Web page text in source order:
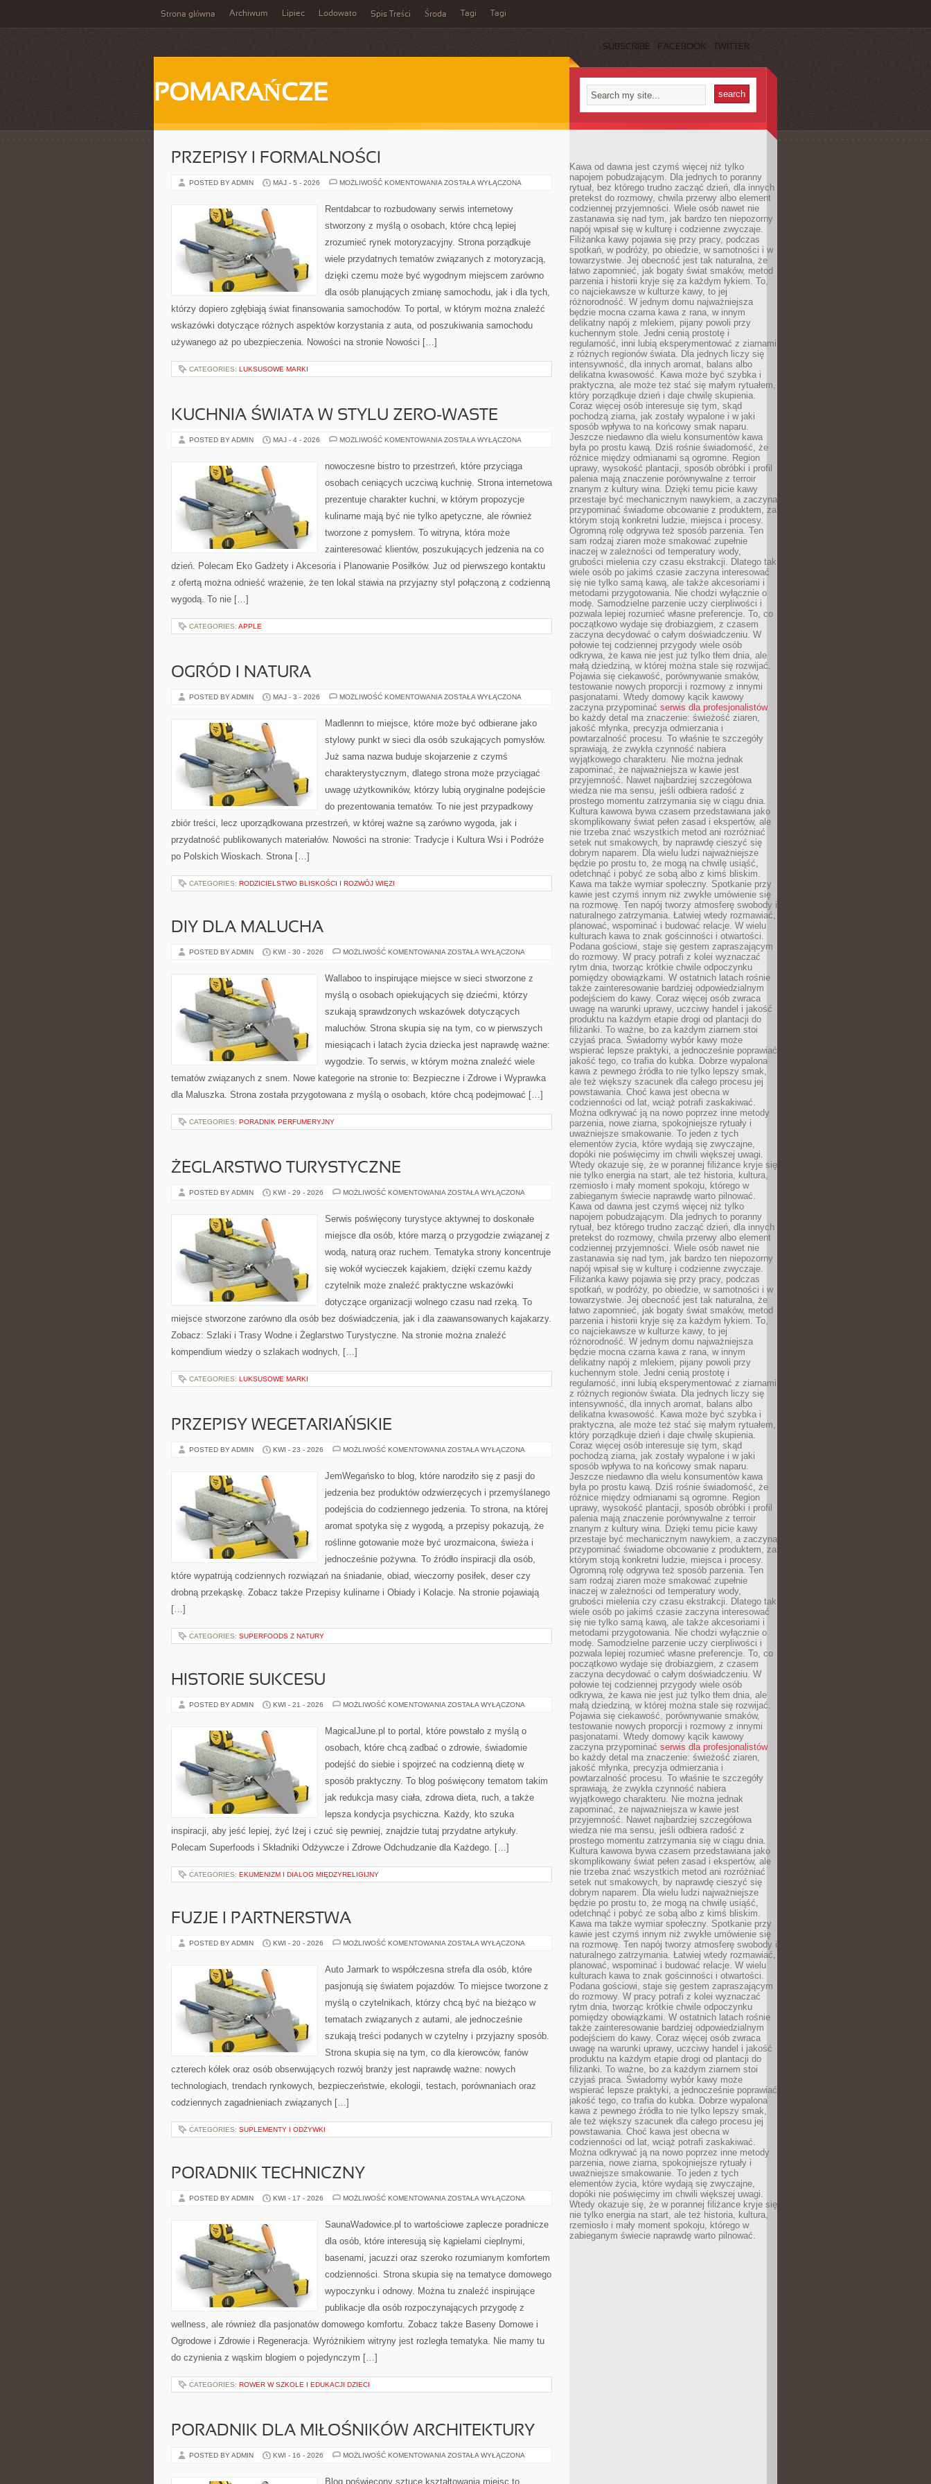
Strona główna Archiwum Lipiec Lodowato Spis Treści Środa Tagi Tagi
SUBSCRIBE FACEBOOK TWITTER
POMARAŃCZE
PRZEPISY I FORMALNOŚCI
POSTED BY ADMIN MAJ - 5 - 2026 MOŻLIWOŚĆ KOMENTOWANIA PRZEPISY
ZOSTAŁA WYŁĄCZONA
Rentdabcar to rozbudowany serwis internetowy
stworzony z myślą o osobach, które chcą lepiej
zrozumieć rynek motoryzacyjny. Strona porządkuje
wiele przydatnych tematów związanych z motoryzacją,
dzięki czemu może być wygodnym miejscem zarówno
dla osób planujących zmianę samochodu, jak i dla tych,
którzy dopiero zgłębiają świat finansowania samochodów. To portal, w którym można znaleźć
wskazówki dotyczące różnych aspektów korzystania z auta, od poszukiwania samochodu
używanego aż po ubezpieczenia. Nowości na stronie Nowości […]
CATEGORIES: LUKSUSOWE MARKI
KUCHNIA ŚWIATA W STYLU ZERO-WASTE
POSTED BY ADMIN MAJ - 4 - 2026 MOŻLIWOŚĆ KOMENTOWANIA KUCHNIA
STYLU
ZERO-
ZOSTAŁA WYŁĄCZONA
nowoczesne bistro to przestrzeń, które przyciąga
osobach ceniących uczciwą kuchnię. Strona internetowa
prezentuje charakter kuchni, w którym propozycje
kulinarne mają być nie tylko apetyczne, ale również
tworzone z pomysłem. To witryna, która może
zainteresować klientów, poszukujących jedzenia na co
dzień. Polecam Eko Gadżety i Akcesoria i Planowanie Posiłków. Już od pierwszego kontaktu
z ofertą można odnieść wrażenie, że ten lokal stawia na przyjazny styl połączoną z codzienną
wygodą. To nie […]
CATEGORIES: APPLE
OGRÓD I NATURA
POSTED BY ADMIN MAJ - 3 - 2026 MOŻLIWOŚĆ KOMENTOWANIA OGRÓD
ZOSTAŁA WYŁĄCZONA
Madlennn to miejsce, które może być odbierane jako
stylowy punkt w sieci dla osób szukających pomysłów.
Już sama nazwa buduje skojarzenie z czymś
charakterystycznym, dlatego strona może przyciągać
uwagę użytkowników, którzy lubią oryginalne podejście
do prezentowania tematów. To nie jest przypadkowy
zbiór treści, lecz uporządkowana przestrzeń, w której ważne są zarówno wygoda, jak i
przydatność publikowanych materiałów. Nowości na stronie: Tradycje i Kultura Wsi i Podróże
po Polskich Wioskach. Strona […]
CATEGORIES: RODZICIELSTWO BLISKOŚCI I ROZWÓJ WIĘZI
DIY DLA MALUCHA
POSTED BY ADMIN KWI - 30 - 2026 MOŻLIWOŚĆ KOMENTOWANIA DIY
ZOSTAŁA WYŁĄCZONA
Wallaboo to inspirujące miejsce w sieci stworzone z
myślą o osobach opiekujących się dziećmi, którzy
szukają sprawdzonych wskazówek dotyczących
maluchów. Strona skupia się na tym, co w pierwszych
miesiącach i latach życia dziecka jest naprawdę ważne:
wygodzie. To serwis, w którym można znaleźć wiele
tematów związanych z snem. Nowe kategorie na stronie to: Bezpieczne i Zdrowe i Wyprawka
dla Maluszka. Strona została przygotowana z myślą o osobach, które chcą podejmować […]
CATEGORIES: PORADNIK PERFUMERYJNY
ŻEGLARSTWO TURYSTYCZNE
POSTED BY ADMIN KWI - 29 - 2026 MOŻLIWOŚĆ KOMENTOWANIA ŻEGLARSTWO
ZOSTAŁA WYŁĄCZONA
Serwis poświęcony turystyce aktywnej to doskonałe
miejsce dla osób, które marzą o przygodzie związanej z
wodą, naturą oraz ruchem. Tematyka strony koncentruje
się wokół wycieczek kajakiem, dzięki czemu każdy
czytelnik może znaleźć praktyczne wskazówki
dotyczące organizacji wolnego czasu nad rzeką. To
miejsce stworzone zarówno dla osób bez doświadczenia, jak i dla zaawansowanych kajakarzy.
Zobacz: Szlaki i Trasy Wodne i Żeglarstwo Turystyczne. Na stronie można znaleźć
kompendium wiedzy o szlakach wodnych, […]
CATEGORIES: LUKSUSOWE MARKI
PRZEPISY WEGETARIAŃSKIE
POSTED BY ADMIN KWI - 23 - 2026 MOŻLIWOŚĆ KOMENTOWANIA PRZEPISY
ZOSTAŁA WYŁĄCZONA
JemWegańsko to blog, które narodziło się z pasji do
jedzenia bez produktów odzwierzęcych i przemyślanego
podejścia do codziennego jedzenia. To strona, na której
aromat spotyka się z wygodą, a przepisy pokazują, że
roślinne gotowanie może być urozmaicona, świeża i
jednocześnie pożywna. To źródło inspiracji dla osób,
które wypatrują codziennych rozwiązań na śniadanie, obiad, wieczorny posiłek, deser czy
drobną przekąskę. Zobacz także Przepisy kulinarne i Obiady i Kolacje. Na stronie pojawiają
[…]
CATEGORIES: SUPERFOODS Z NATURY
HISTORIE SUKCESU
POSTED BY ADMIN KWI - 21 - 2026 MOŻLIWOŚĆ KOMENTOWANIA HISTORIE
ZOSTAŁA WYŁĄCZONA
MagicalJune.pl to portal, które powstało z myślą o
osobach, które chcą zadbać o zdrowie, świadomie
podejść do siebie i spojrzeć na codzienną dietę w
sposób praktyczny. To blog poświęcony tematom takim
jak redukcja masy ciała, zdrowa dieta, ruch, a także
lepsza kondycja psychiczna. Każdy, kto szuka
inspiracji, aby jeść lepiej, żyć lżej i czuć się pewniej, znajdzie tutaj przydatne artykuły.
Polecam Superfoods i Składniki Odżywcze i Zdrowe Odchudzanie dla Każdego. […]
CATEGORIES: EKUMENIZM I DIALOG MIĘDZYRELIGIJNY
FUZJE I PARTNERSTWA
POSTED BY ADMIN KWI - 20 - 2026 MOŻLIWOŚĆ KOMENTOWANIA FUZJE
ZOSTAŁA WYŁĄCZONA
Auto Jarmark to współczesna strefa dla osób, które
pasjonują się światem pojazdów. To miejsce tworzone z
myślą o czytelnikach, którzy chcą być na bieżąco w
tematach związanych z autami, ale jednocześnie
szukają treści podanych w czytelny i przyjazny sposób.
Strona skupia się na tym, co dla kierowców, fanów
czterech kółek oraz osób obserwujących rozwój branży jest naprawdę ważne: nowych
technologiach, trendach rynkowych, bezpieczeństwie, ekologii, testach, porównaniach oraz
codziennych zagadnieniach związanych […]
CATEGORIES: SUPLEMENTY I ODŻYWKI
PORADNIK TECHNICZNY
POSTED BY ADMIN KWI - 17 - 2026 MOŻLIWOŚĆ KOMENTOWANIA PORADNIK
ZOSTAŁA WYŁĄCZONA
SaunaWadowice.pl to wartościowe zaplecze poradnicze
dla osób, które interesują się kąpielami cieplnymi,
basenami, jacuzzi oraz szeroko rozumianym komfortem
codzienności. Strona skupia się na tematyce domowego
wypoczynku i odnowy. Można tu znaleźć inspirujące
publikacje dla osób rozpoczynających przygodę z
wellness, ale również dla pasjonatów domowego komfortu. Zobacz także Baseny Domowe i
Ogrodowe i Zdrowie i Regeneracja. Wyróżnikiem witryny jest rozległa tematyka. Nie mamy tu
do czynienia z wąskim blogiem o pojedynczym […]
CATEGORIES: ROWER W SZKOLE I EDUKACJI DZIECI
PORADNIK DLA MIŁOŚNIKÓW ARCHITEKTURY
POSTED BY ADMIN KWI - 16 - 2026 MOŻLIWOŚĆ KOMENTOWANIA PORADNIK
ARCHITEKTURY
ZOSTAŁA WYŁĄCZONA
Blog poświęcony sztuce kształtowania miejsc to
Kawa od dawna jest czymś więcej niż tylko
napojem pobudzającym. Dla jednych to poranny
rytuał, bez którego trudno zacząć dzień, dla innych
pretekst do rozmowy, chwila przerwy albo element
codziennej przyjemności. Wiele osób nawet nie
zastanawia się nad tym, jak bardzo ten niepozorny
napój wpisał się w kulturę i codzienne zwyczaje.
Filiżanka kawy pojawia się przy pracy, podczas
spotkań, w podróży, po obiedzie, w samotności i w
towarzystwie. Jej obecność jest tak naturalna, że
łatwo zapomnieć, jak bogaty świat smaków, metod
parzenia i historii kryje się za każdym łykiem. To,
co najciekawsze w kulturze kawy, to jej
różnorodność. W jednym domu najważniejsza
będzie mocna czarna kawa z rana, w innym
delikatny napój z mlekiem, pijany powoli przy
kuchennym stole. Jedni cenią prostotę i
regularność, inni lubią eksperymentować z ziarnami
z różnych regionów świata. Dla jednych liczy się
intensywność, dla innych aromat, balans albo
delikatna kwasowość. Kawa może być szybka i
praktyczna, ale może też stać się małym rytuałem,
który porządkuje dzień i daje chwilę skupienia.
Coraz więcej osób interesuje się tym, skąd
pochodzą ziarna, jak zostały wypalone i w jaki
sposób wpływa to na końcowy smak naparu.
Jeszcze niedawno dla wielu konsumentów kawa
była po prostu kawą. Dziś rośnie świadomość, że
różnice między odmianami są ogromne. Region
uprawy, wysokość plantacji, sposób obróbki i profil
palenia mają znaczenie porównywalne z terroir
znanym z kultury wina. Dzięki temu picie kawy
przestaje być mechanicznym nawykiem, a zaczyna
przypominać świadome obcowanie z produktem, za
którym stoją konkretni ludzie, miejsca i procesy.
Ogromną rolę odgrywa też sposób parzenia. Ten
sam rodzaj ziaren może smakować zupełnie
inaczej w zależności od temperatury wody,
grubości mielenia czy czasu ekstrakcji. Dlatego tak
wiele osób po jakimś czasie zaczyna interesować
się nie tylko samą kawą, ale także akcesoriami i
metodami przygotowania. Nie chodzi wyłącznie o
modę. Samodzielne parzenie uczy cierpliwości i
pozwala lepiej rozumieć własne preferencje. To, co
początkowo wydaje się drobiazgiem, z czasem
zaczyna decydować o całym doświadczeniu. W
połowie tej codziennej przygody wiele osób
odkrywa, że kawa nie jest już tylko tłem dnia, ale
małą dziedziną, w której można stale się rozwijać.
Pojawia się ciekawość, porównywanie smaków,
testowanie nowych proporcji i rozmowy z innymi
pasjonatami. Wtedy domowy kącik kawowy
zaczyna przypominać serwis dla profesjonalistów
bo każdy detal ma znaczenie: świeżość ziaren,
jakość młynka, precyzja odmierzania i
powtarzalność procesu. To właśnie te szczegóły
sprawiają, że zwykła czynność nabiera
wyjątkowego charakteru. Nie można jednak
zapominać, że najważniejsza w kawie jest
przyjemność. Nawet najbardziej szczegółowa
wiedza nie ma sensu, jeśli odbiera radość z
prostego momentu zatrzymania się w ciągu dnia.
Kultura kawowa bywa czasem przedstawiana jako
skomplikowany świat pełen zasad i ekspertów, ale
nie trzeba znać wszystkich metod ani rozróżniać
setek nut smakowych, by naprawdę cieszyć się
dobrym naparem. Dla wielu ludzi najważniejsze
będzie po prostu to, że mogą na chwilę usiąść,
odetchnąć i pobyć ze sobą albo z kimś bliskim.
Kawa ma także wymiar społeczny. Spotkanie przy
kawie jest czymś innym niż zwykłe umówienie się
na rozmowę. Ten napój tworzy atmosferę swobody i
naturalnego zatrzymania. Łatwiej wtedy rozmawiać,
planować, wspominać i budować relacje. W wielu
kulturach kawa to znak gościnności i otwartości.
Podana gościowi, staje się gestem zapraszającym
do rozmowy. W pracy potrafi z kolei wyznaczać
rytm dnia, tworząc krótkie chwile odpoczynku
pomiędzy obowiązkami. W ostatnich latach rośnie
także zainteresowanie bardziej odpowiedzialnym
podejściem do kawy. Coraz więcej osób zwraca
uwagę na warunki uprawy, uczciwy handel i jakość
produktu na każdym etapie drogi od plantacji do
filiżanki. To ważne, bo za każdym ziarnem stoi
czyjaś praca. Świadomy wybór kawy może
wspierać lepsze praktyki, a jednocześnie poprawiać
jakość tego, co trafia do kubka. Dobrze wypalona
kawa z pewnego źródła to nie tylko lepszy smak,
ale też większy szacunek dla całego procesu jej
powstawania. Choć kawa jest obecna w
codzienności od lat, wciąż potrafi zaskakiwać.
Można odkrywać ją na nowo poprzez inne metody
parzenia, nowe ziarna, spokojniejsze rytuały i
uważniejsze smakowanie. To jeden z tych
elementów życia, które wydają się zwyczajne,
dopóki nie poświęcimy im chwili większej uwagi.
Wtedy okazuje się, że w porannej filiżance kryje się
nie tylko energia na start, ale też historia, kultura,
rzemiosło i mały moment spokoju, którego w
zabieganym świecie naprawdę warto pilnować.
Kawa od dawna jest czymś więcej niż tylko
napojem pobudzającym. Dla jednych to poranny
rytuał, bez którego trudno zacząć dzień, dla innych
pretekst do rozmowy, chwila przerwy albo element
codziennej przyjemności. Wiele osób nawet nie
zastanawia się nad tym, jak bardzo ten niepozorny
napój wpisał się w kulturę i codzienne zwyczaje.
Filiżanka kawy pojawia się przy pracy, podczas
spotkań, w podróży, po obiedzie, w samotności i w
towarzystwie. Jej obecność jest tak naturalna, że
łatwo zapomnieć, jak bogaty świat smaków, metod
parzenia i historii kryje się za każdym łykiem. To,
co najciekawsze w kulturze kawy, to jej
różnorodność. W jednym domu najważniejsza
będzie mocna czarna kawa z rana, w innym
delikatny napój z mlekiem, pijany powoli przy
kuchennym stole. Jedni cenią prostotę i
regularność, inni lubią eksperymentować z ziarnami
z różnych regionów świata. Dla jednych liczy się
intensywność, dla innych aromat, balans albo
delikatna kwasowość. Kawa może być szybka i
praktyczna, ale może też stać się małym rytuałem,
który porządkuje dzień i daje chwilę skupienia.
Coraz więcej osób interesuje się tym, skąd
pochodzą ziarna, jak zostały wypalone i w jaki
sposób wpływa to na końcowy smak naparu.
Jeszcze niedawno dla wielu konsumentów kawa
była po prostu kawą. Dziś rośnie świadomość, że
różnice między odmianami są ogromne. Region
uprawy, wysokość plantacji, sposób obróbki i profil
palenia mają znaczenie porównywalne z terroir
znanym z kultury wina. Dzięki temu picie kawy
przestaje być mechanicznym nawykiem, a zaczyna
przypominać świadome obcowanie z produktem, za
którym stoją konkretni ludzie, miejsca i procesy.
Ogromną rolę odgrywa też sposób parzenia. Ten
sam rodzaj ziaren może smakować zupełnie
inaczej w zależności od temperatury wody,
grubości mielenia czy czasu ekstrakcji. Dlatego tak
wiele osób po jakimś czasie zaczyna interesować
się nie tylko samą kawą, ale także akcesoriami i
metodami przygotowania. Nie chodzi wyłącznie o
modę. Samodzielne parzenie uczy cierpliwości i
pozwala lepiej rozumieć własne preferencje. To, co
początkowo wydaje się drobiazgiem, z czasem
zaczyna decydować o całym doświadczeniu. W
połowie tej codziennej przygody wiele osób
odkrywa, że kawa nie jest już tylko tłem dnia, ale
małą dziedziną, w której można stale się rozwijać.
Pojawia się ciekawość, porównywanie smaków,
testowanie nowych proporcji i rozmowy z innymi
pasjonatami. Wtedy domowy kącik kawowy
zaczyna przypominać serwis dla profesjonalistów
bo każdy detal ma znaczenie: świeżość ziaren,
jakość młynka, precyzja odmierzania i
powtarzalność procesu. To właśnie te szczegóły
sprawiają, że zwykła czynność nabiera
wyjątkowego charakteru. Nie można jednak
zapominać, że najważniejsza w kawie jest
przyjemność. Nawet najbardziej szczegółowa
wiedza nie ma sensu, jeśli odbiera radość z
prostego momentu zatrzymania się w ciągu dnia.
Kultura kawowa bywa czasem przedstawiana jako
skomplikowany świat pełen zasad i ekspertów, ale
nie trzeba znać wszystkich metod ani rozróżniać
setek nut smakowych, by naprawdę cieszyć się
dobrym naparem. Dla wielu ludzi najważniejsze
będzie po prostu to, że mogą na chwilę usiąść,
odetchnąć i pobyć ze sobą albo z kimś bliskim.
Kawa ma także wymiar społeczny. Spotkanie przy
kawie jest czymś innym niż zwykłe umówienie się
na rozmowę. Ten napój tworzy atmosferę swobody i
naturalnego zatrzymania. Łatwiej wtedy rozmawiać,
planować, wspominać i budować relacje. W wielu
kulturach kawa to znak gościnności i otwartości.
Podana gościowi, staje się gestem zapraszającym
do rozmowy. W pracy potrafi z kolei wyznaczać
rytm dnia, tworząc krótkie chwile odpoczynku
pomiędzy obowiązkami. W ostatnich latach rośnie
także zainteresowanie bardziej odpowiedzialnym
podejściem do kawy. Coraz więcej osób zwraca
uwagę na warunki uprawy, uczciwy handel i jakość
produktu na każdym etapie drogi od plantacji do
filiżanki. To ważne, bo za każdym ziarnem stoi
czyjaś praca. Świadomy wybór kawy może
wspierać lepsze praktyki, a jednocześnie poprawiać
jakość tego, co trafia do kubka. Dobrze wypalona
kawa z pewnego źródła to nie tylko lepszy smak,
ale też większy szacunek dla całego procesu jej
powstawania. Choć kawa jest obecna w
codzienności od lat, wciąż potrafi zaskakiwać.
Można odkrywać ją na nowo poprzez inne metody
parzenia, nowe ziarna, spokojniejsze rytuały i
uważniejsze smakowanie. To jeden z tych
elementów życia, które wydają się zwyczajne,
dopóki nie poświęcimy im chwili większej uwagi.
Wtedy okazuje się, że w porannej filiżance kryje się
nie tylko energia na start, ale też historia, kultura,
rzemiosło i mały moment spokoju, którego w
zabieganym świecie naprawdę warto pilnować.